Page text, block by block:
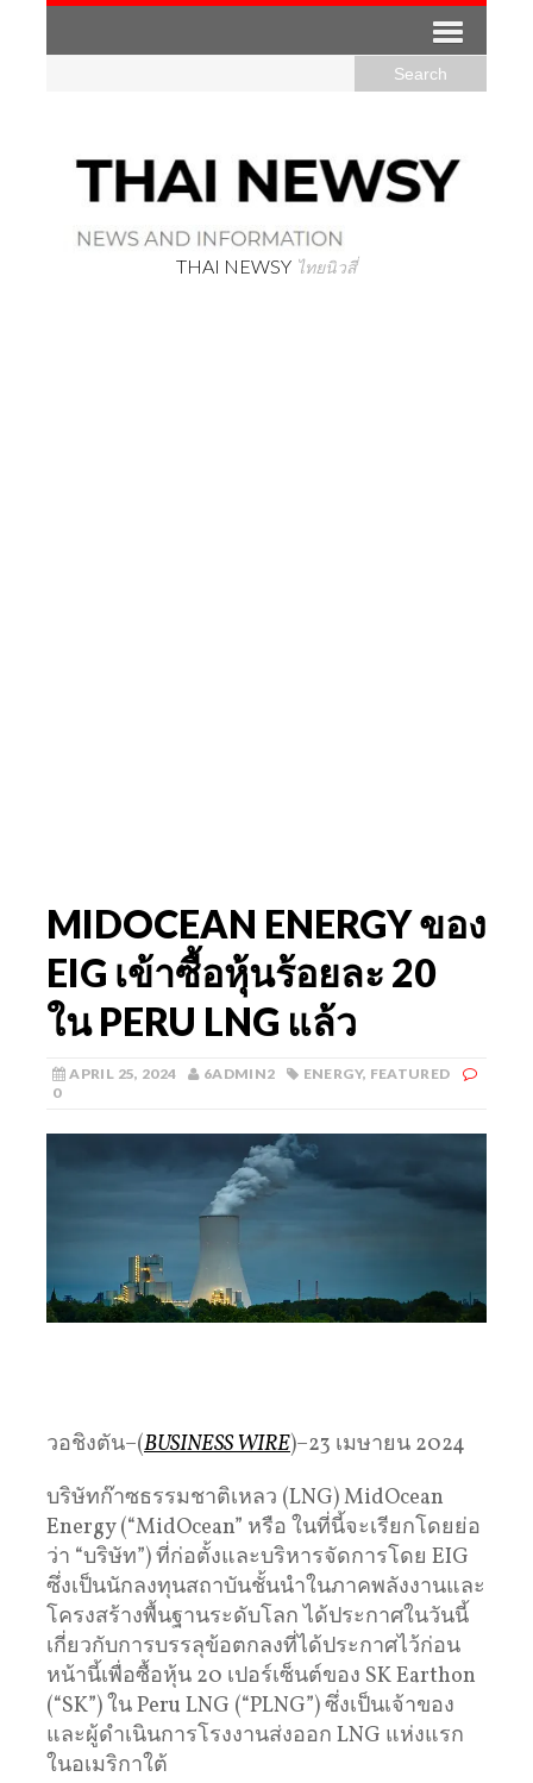
THAI NEWSY ไทยนิวสี่
MIDOCEAN ENERGY ของ
EIG เข้าซื้อหุ้นร้อยละ 20
ใน PERU LNG แล้ว
APRIL 25, 2024 6ADMIN2 ENERGY, FEATURED
0
วอชิงตัน–(BUSINESS WIRE)–23 เมษายน 2024
บริษัทก๊าซธรรมชาติเหลว (LNG) MidOcean
Energy (“MidOcean” หรือ ในที่นี้จะเรียกโดยย่อ
ว่า “บริษัท”) ที่ก่อตั้งและบริหารจัดการโดย EIG
ซึ่งเป็นนักลงทุนสถาบันชั้นนำในภาคพลังงานและ
โครงสร้างพื้นฐานระดับโลก ได้ประกาศในวันนี้
เกี่ยวกับการบรรลุข้อตกลงที่ได้ประกาศไว้ก่อน
หน้านี้เพื่อซื้อหุ้น 20 เปอร์เซ็นต์ของ SK Earthon
(“SK”) ใน Peru LNG (“PLNG”) ซึ่งเป็นเจ้าของ
และผู้ดำเนินการโรงงานส่งออก LNG แห่งแรก
ในอเมริกาใต้